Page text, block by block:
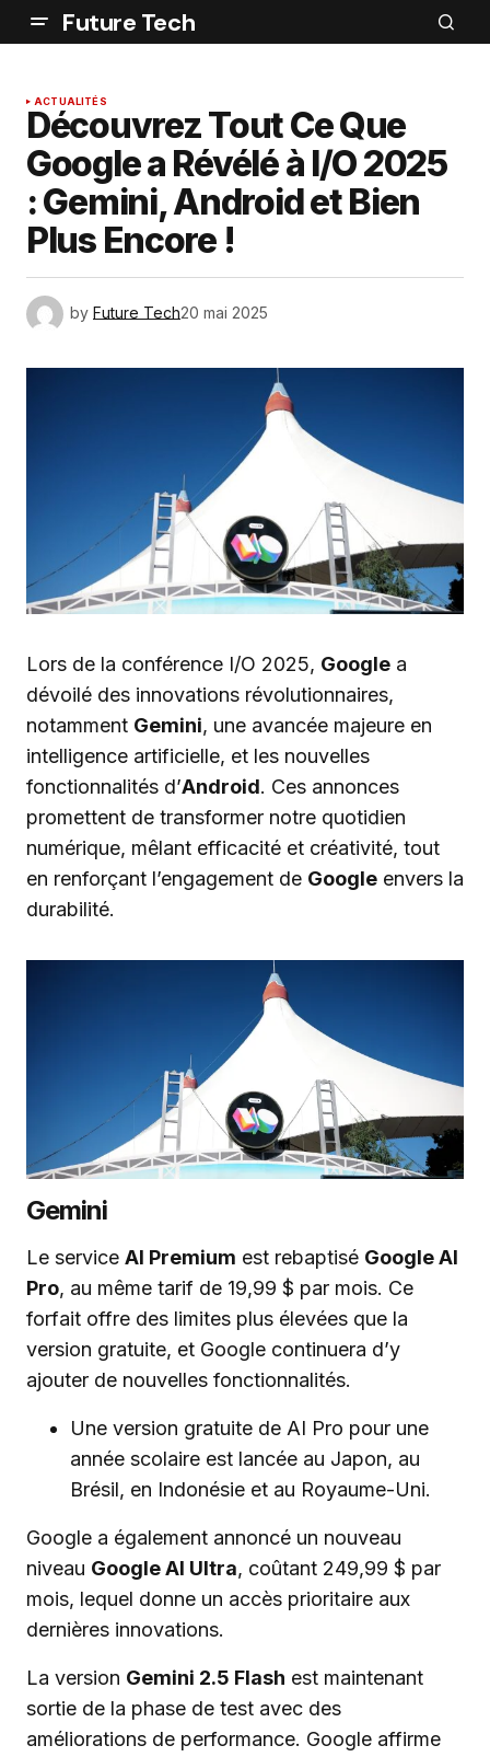
Future Tech
ACTUALITÉS
Découvrez Tout Ce Que
Google a Révélé à I/O 2025
: Gemini, Android et Bien
Plus Encore !
by Future Tech20 mai 2025
Lors de la conférence I/O 2025, Google a
dévoilé des innovations révolutionnaires,
notamment Gemini, une avancée majeure en
intelligence artificielle, et les nouvelles
fonctionnalités d’Android. Ces annonces
promettent de transformer notre quotidien
numérique, mêlant efficacité et créativité, tout
en renforçant l’engagement de Google envers la
durabilité.
Gemini
Le service AI Premium est rebaptisé Google AI
Pro, au même tarif de 19,99 $ par mois. Ce
forfait offre des limites plus élevées que la
version gratuite, et Google continuera d’y
ajouter de nouvelles fonctionnalités.
Une version gratuite de AI Pro pour une
année scolaire est lancée au Japon, au
Brésil, en Indonésie et au Royaume-Uni.
Google a également annoncé un nouveau
niveau Google AI Ultra, coûtant 249,99 $ par
mois, lequel donne un accès prioritaire aux
dernières innovations.
La version Gemini 2.5 Flash est maintenant
sortie de la phase de test avec des
améliorations de performance. Google affirme